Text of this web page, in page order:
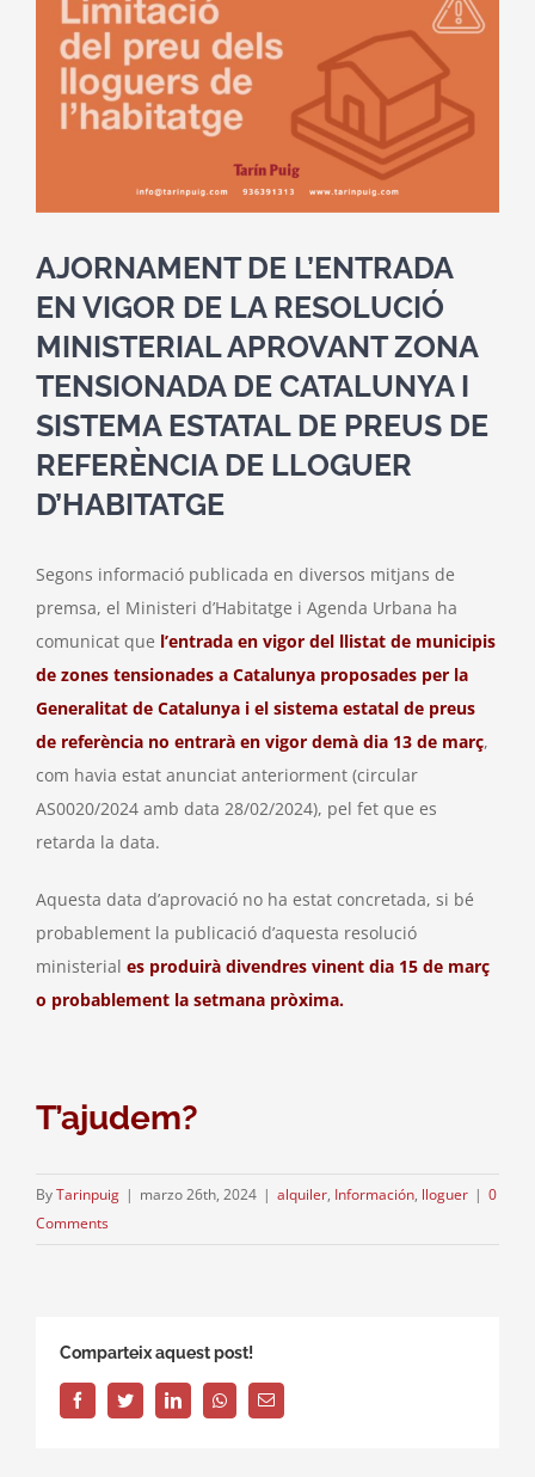
Image
AJORNAMENT DE L’ENTRADA
EN VIGOR DE LA RESOLUCIÓ
MINISTERIAL APROVANT ZONA
TENSIONADA DE CATALUNYA I
SISTEMA ESTATAL DE PREUS DE
REFERÈNCIA DE LLOGUER
D’HABITATGE
Segons informació publicada en diversos mitjans de
premsa, el Ministeri d’Habitatge i Agenda Urbana ha
comunicat que l’entrada en vigor del llistat de municipis
de zones tensionades a Catalunya proposades per la
Generalitat de Catalunya i el sistema estatal de preus
de referència no entrarà en vigor demà dia 13 de març,
com havia estat anunciat anteriorment (circular
AS0020/2024 amb data 28/02/2024), pel fet que es
retarda la data.
Aquesta data d’aprovació no ha estat concretada, si bé
probablement la publicació d’aquesta resolució
ministerial es produirà divendres vinent dia 15 de març
o probablement la setmana pròxima.
T’ajudem?
ByTarinpuig | marzo 26th, 2024 | alquiler, Información, lloguer | 0
Comments
Comparteix aquest post!
FacebookTwitterLinkedInWhatsappEmail